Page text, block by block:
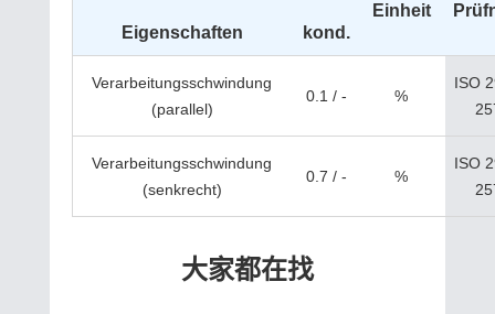
Eigenschaften kond.
Einheit
Verarbeitungsschwindung
(parallel)
0.1 / - %
ISO
Verarbeitungsschwindung
(senkrecht)
0.7 / - %
ISO
大家都在找